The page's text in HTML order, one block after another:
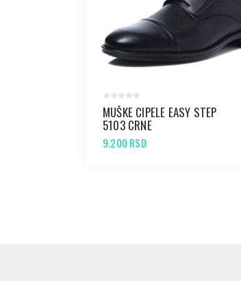
MUŠKE CIPELE EASY STEP
5103 CRNE
9.200 RSD